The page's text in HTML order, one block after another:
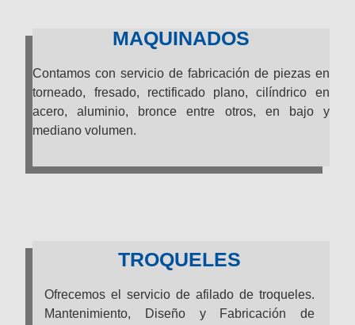
MAQUINADOS
Contamos con servicio de fabricación de piezas en
torneado, fresado, rectificado plano, cilíndrico en
acero, aluminio, bronce entre otros, en bajo y
mediano volumen.
TROQUELES
Ofrecemos el servicio de afilado de troqueles.
Mantenimiento, Diseño y Fabricación de